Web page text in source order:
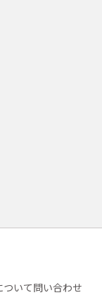
いて問い合わせ